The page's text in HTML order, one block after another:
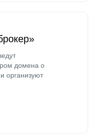
домена о
организуют